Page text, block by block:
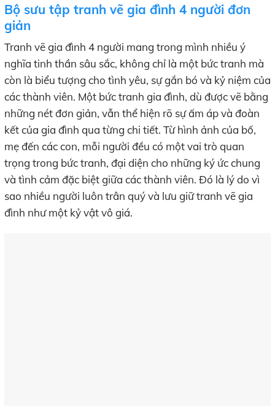
Bộ sưu tập tranh vẽ gia đình 4 người đơn
giản
Tranh vẽ gia đình 4 người mang trong mình nhiều ý
nghĩa tinh thần sâu sắc, không chỉ là một bức tranh mà
còn là biểu tượng cho tình yêu, sự gắn bó và kỷ niệm của
các thành viên. Một bức tranh gia đình, dù được vẽ bằng
những nét đơn giản, vẫn thể hiện rõ sự ấm áp và đoàn
kết của gia đình qua từng chi tiết. Từ hình ảnh của bố,
mẹ đến các con, mỗi người đều có một vai trò quan
trọng trong bức tranh, đại diện cho những ký ức chung
và tình cảm đặc biệt giữa các thành viên. Đó là lý do vì
sao nhiều người luôn trân quý và lưu giữ tranh vẽ gia
đình như một kỷ vật vô giá.